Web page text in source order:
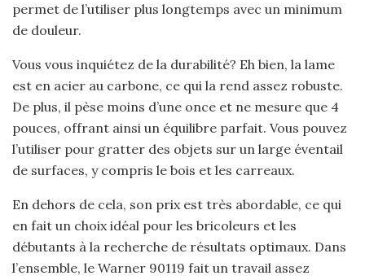
permet de l’utiliser plus longtemps avec un minimum
de douleur.
Vous vous inquiétez de la durabilité? Eh bien, la lame
est en acier au carbone, ce qui la rend assez robuste.
De plus, il pèse moins d’une once et ne mesure que 4
pouces, offrant ainsi un équilibre parfait. Vous pouvez
l’utiliser pour gratter des objets sur un large éventail
de surfaces, y compris le bois et les carreaux.
En dehors de cela, son prix est très abordable, ce qui
en fait un choix idéal pour les bricoleurs et les
débutants à la recherche de résultats optimaux. Dans
l’ensemble, le Warner 90119 fait un travail assez